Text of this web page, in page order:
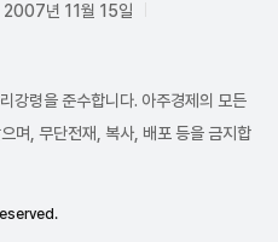
2007년 11월 15일
강령을 준수합니다. 아주경제의 모든
며, 무단전재, 복사, 배포 등을 금지합